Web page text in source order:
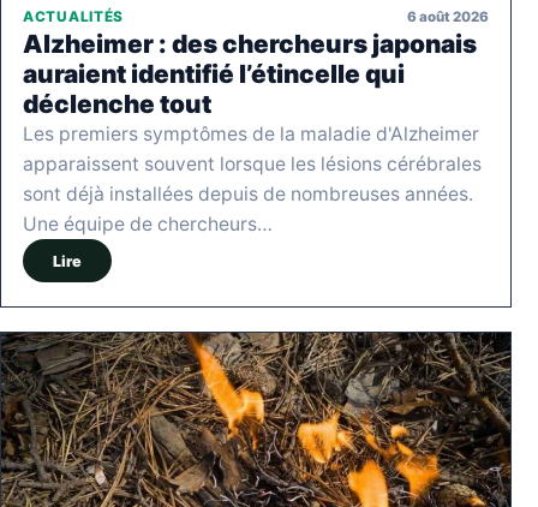
ACTUALITÉS 6 août 2026
Alzheimer : des chercheurs japonais
auraient identifié l’étincelle qui
déclenche tout
Les premiers symptômes de la maladie d'Alzheimer
apparaissent souvent lorsque les lésions cérébrales
sont déjà installées depuis de nombreuses années.
Une équipe de chercheurs…
Lire